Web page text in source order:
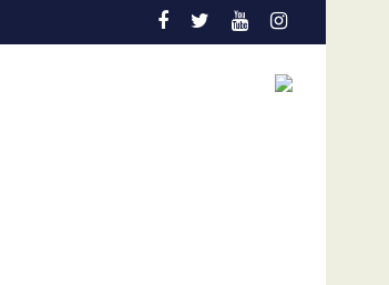
Gobierno y oposición de Venezuela instalan un